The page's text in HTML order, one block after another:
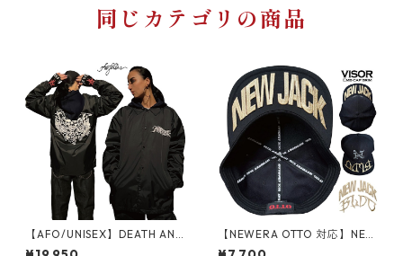
同じカテゴリの商品
【AFO/UNISEX】DEATH ANG
EL COACH JACKET EMB / 刺
【NEWERA OTTO 対応】NEW
JACK VISOR WAPPEN バイザ